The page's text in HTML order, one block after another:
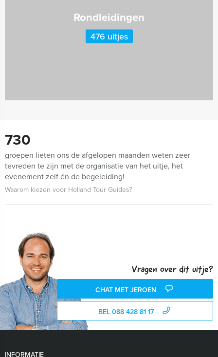
Rondleidingen
476 uitjes
730
groepen lieten ons de afgelopen maanden weten zeer
tevreden te zijn met de organisatie van het uitje, het
evenement zelf én de begeleiding!
Waarom kiezen voor Holland Tour Guides?
Vragen over dit uitje?
CHAT MET JEROEN
BEL 088 428 81 17
INFORMATIE